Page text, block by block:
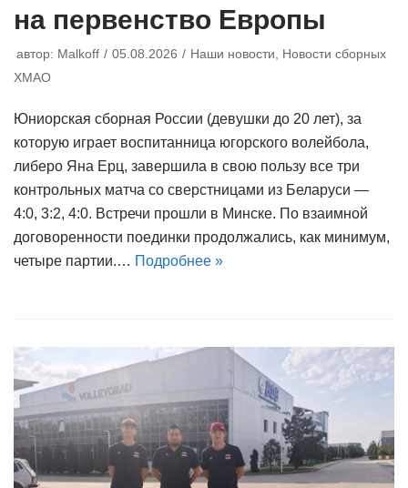
на первенство Европы
автор: Malkoff 05.08.2026 Наши новости, Новости сборных
ХМАО
Юниорская сборная России (девушки до 20 лет), за
которую играет воспитанница югорского волейбола,
либеро Яна Ерц, завершила в свою пользу все три
контрольных матча со сверстницами из Беларуси —
4:0, 3:2, 4:0. Встречи прошли в Минске. По взаимной
договоренности поединки продолжались, как минимум,
четыре партии.… Подробнее »